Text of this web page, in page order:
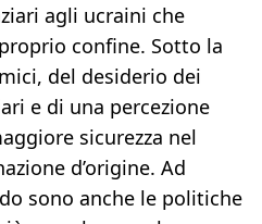
agli ucraini che
confine. Sotto la
del desiderio dei
e di una percezione
sicurezza nel
d’origine. Ad
sono anche le politiche